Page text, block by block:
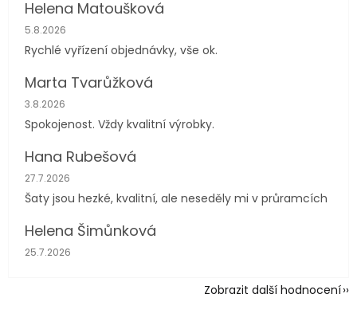
Helena Matoušková
Hodnocení obchodu je 5 z 5 hvězdiček.
5.8.2026
Rychlé vyřízení objednávky, vše ok.
Marta Tvarůžková
Hodnocení obchodu je 5 z 5 hvězdiček.
3.8.2026
Spokojenost. Vždy kvalitní výrobky.
Hana Rubešová
Hodnocení obchodu je 4 z 5 hvězdiček.
27.7.2026
Šaty jsou hezké, kvalitní, ale neseděly mi v průramcích
Helena Šimůnková
Hodnocení obchodu je 5 z 5 hvězdiček.
25.7.2026
Zobrazit další hodnocení